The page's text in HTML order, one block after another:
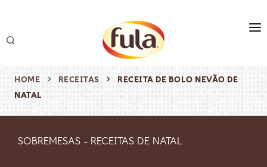
produtos
receitas
HOME RECEITAS
RECEITA DE BOLO NEVÃO DE
NATAL
SOBREMESAS - RECEITAS DE NATAL